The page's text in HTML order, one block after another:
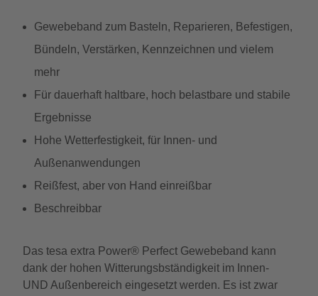
Gewebeband zum Basteln, Reparieren, Befestigen,
Bündeln, Verstärken, Kennzeichnen und vielem
mehr
Für dauerhaft haltbare, hoch belastbare und stabile
Ergebnisse
Hohe Wetterfestigkeit, für Innen- und
Außenanwendungen
Reißfest, aber von Hand einreißbar
Beschreibbar
Das tesa extra Power® Perfect Gewebeband kann
dank der hohen Witterungsbständigkeit im Innen-
UND Außenbereich eingesetzt werden. Es ist zwar